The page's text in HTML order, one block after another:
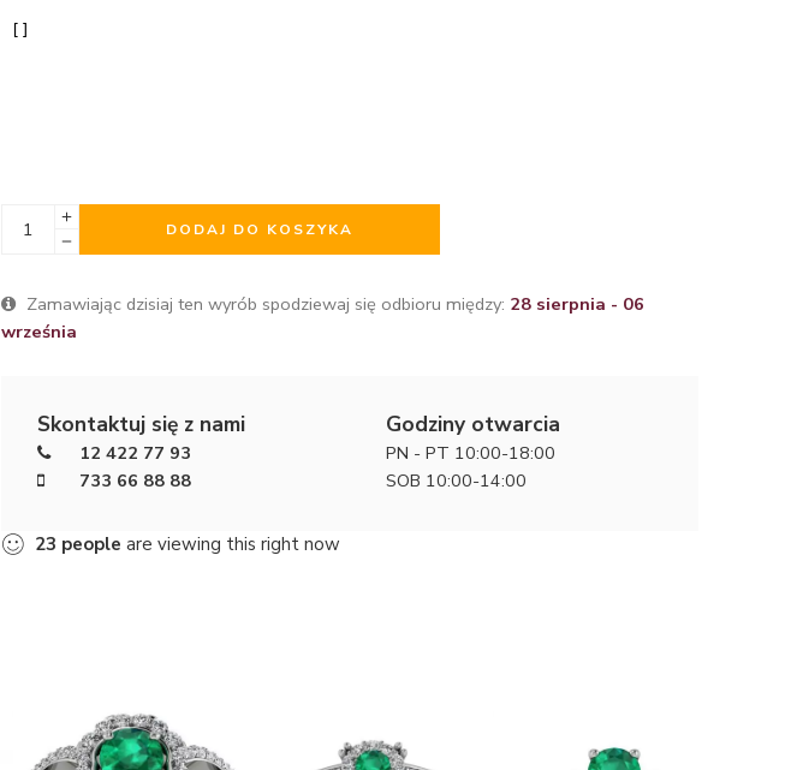
DODAJ DO KOSZYKA
Zamawiając dzisiaj ten wyrób spodziewaj się odbioru między: 28 sierpnia - 06
września
Skontaktuj się z nami
12 422 77 93
733 66 88 88
Godziny otwarcia
PN - PT 10:00-18:00
SOB 10:00-14:00
23 people are viewing this right now